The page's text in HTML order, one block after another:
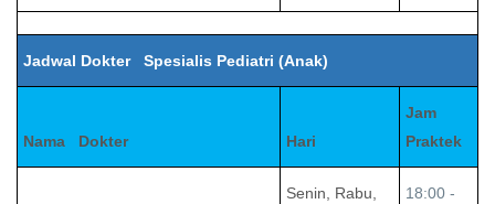
Jadwal Dokter Spesialis Pediatri (Anak)
Nama Dokter Hari
Jam
Praktek
Senin, Rabu,
18:00 -